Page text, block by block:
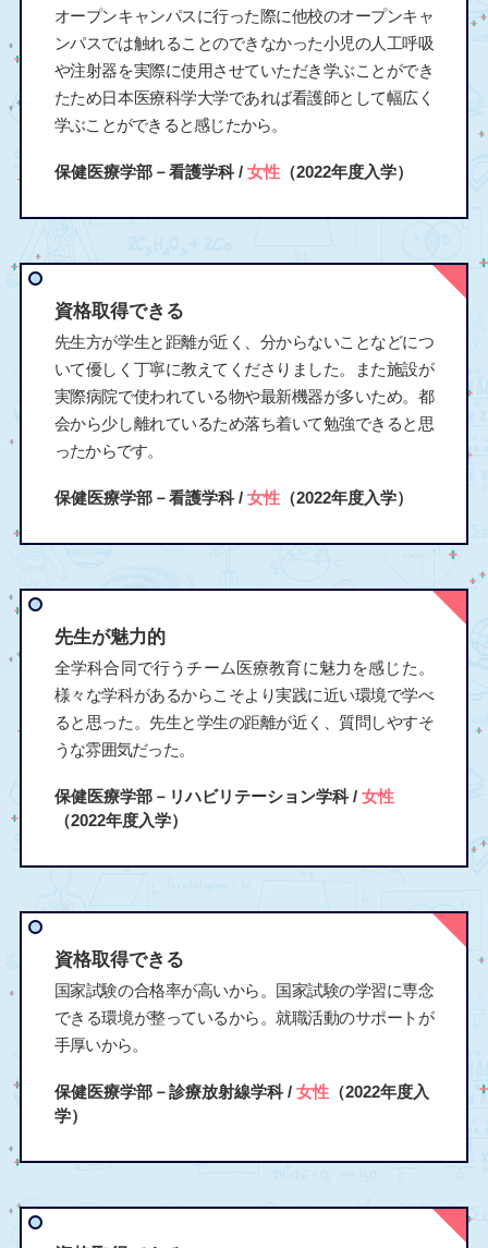
オープンキャンパスに行った際に他校のオープンキャ
ンパスでは触れることのできなかった小児の人工呼吸
や注射器を実際に使用させていただき学ぶことができ
たため日本医療科学大学であれば看護師として幅広く
学ぶことができると感じたから。
保健医療学部－看護学科 / 女性（2022年度入学）
資格取得できる
先生方が学生と距離が近く、分からないことなどにつ
いて優しく丁寧に教えてくださりました。また施設が
実際病院で使われている物や最新機器が多いため。都
会から少し離れているため落ち着いて勉強できると思
ったからです。
保健医療学部－看護学科 / 女性（2022年度入学）
先生が魅力的
全学科合同で行うチーム医療教育に魅力を感じた。
様々な学科があるからこそより実践に近い環境で学べ
ると思った。先生と学生の距離が近く、質問しやすそ
うな雰囲気だった。
保健医療学部－リハビリテーション学科 / 女性
（2022年度入学）
資格取得できる
国家試験の合格率が高いから。国家試験の学習に専念
できる環境が整っているから。就職活動のサポートが
手厚いから。
保健医療学部－診療放射線学科 / 女性（2022年度入
学）